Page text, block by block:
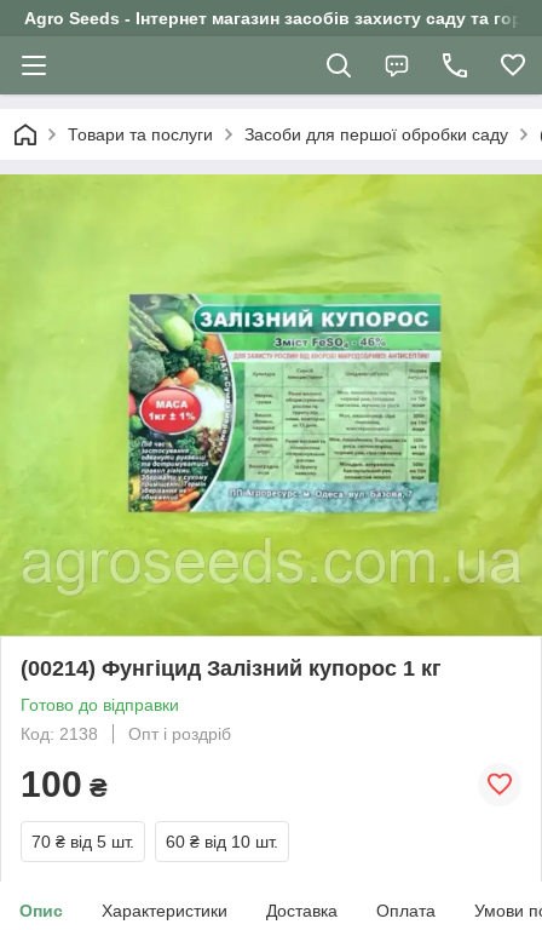
Agro Seeds - Інтернет магазин засобів захисту саду та
Товари та послуги Засоби для першої обробки саду
(00214) Фунгіцид Залізний купорос 1 кг
Готово до відправки
Код: 2138
Опт і роздріб
100 ₴
70 ₴ від 5 шт. 60 ₴ від 10 шт.
Опис Характеристики Доставка Оплата Умови